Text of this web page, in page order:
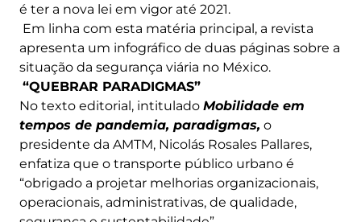
é ter a nova lei em vigor até 2021.
Em linha com esta matéria principal, a revista
apresenta um infográfico de duas páginas sobre a
situação da segurança viária no México.
“QUEBRAR PARADIGMAS”
No texto editorial, intitulado Mobilidade em
tempos de pandemia, paradigmas, o
presidente da AMTM, Nicolás Rosales Pallares,
enfatiza que o transporte público urbano é
“obrigado a projetar melhorias organizacionais,
operacionais, administrativas, de qualidade,